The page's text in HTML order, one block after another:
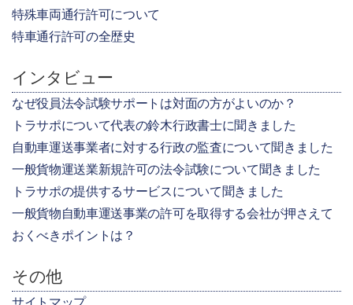
特殊車両通行許可について
特車通行許可の全歴史
インタビュー
なぜ役員法令試験サポートは対面の方がよいのか？
トラサポについて代表の鈴木行政書士に聞きました
自動車運送事業者に対する行政の監査について聞きました
一般貨物運送業新規許可の法令試験について聞きました
トラサポの提供するサービスについて聞きました
一般貨物自動車運送事業の許可を取得する会社が押さえて
おくべきポイントは？
その他
サイトマップ